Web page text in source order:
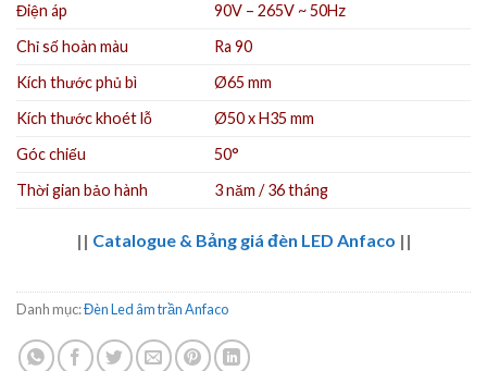
Điện áp
90V – 265V ~ 50Hz
Chỉ số hoàn màu
Ra 90
Kích thước phủ bì
Ø65 mm
Kích thước khoét lỗ
Ø50 x H35 mm
Góc chiếu
50°
Thời gian bảo hành
3 năm / 36 tháng
|| Catalogue & Bảng giá đèn LED Anfaco ||
Danh mục:Đèn Led âm trần Anfaco